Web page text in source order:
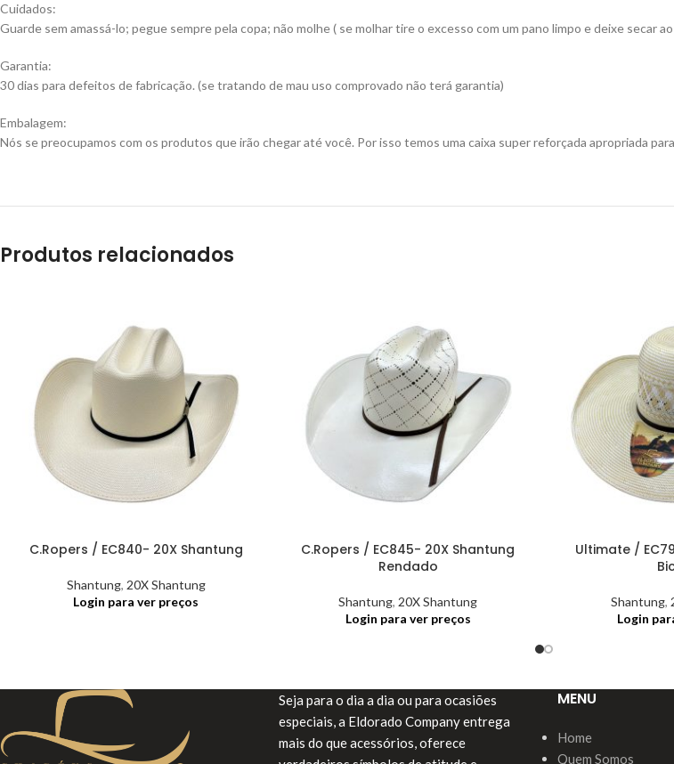
Cuidados:
Guarde sem amassá-lo; pegue sempre pela copa; não molhe ( se molhar tire o excesso com um pano limpo e deixe secar
Garantia:
30 dias para defeitos de fabricação. (se tratando de mau uso comprovado não terá garantia)
Embalagem:
Nós se preocupamos com os produtos que irão chegar até você. Por isso temos uma caixa super reforçada apropriada
Produtos relacionados
C.Ropers / EC840- 20X Shantung
Shantung, 20X Shantung
Login para ver preços
C.Ropers / EC845- 20X Shantung
Rendado
Shantung, 20X Shantung
Login para ver preços
Ultimate /
Shantung,
Login
Seja para o dia a dia ou para ocasiões
especiais, a Eldorado Company entrega
mais do que acessórios, oferece
MENU
Home
Quem Somos